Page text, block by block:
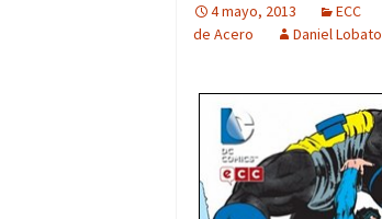
4 mayo, 2013 ECC
de Acero
Daniel Lobato